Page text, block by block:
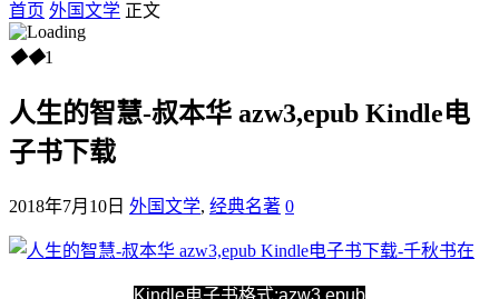
首页 外国文学 正文
◆◆1
人生的智慧-叔本华 azw3,epub Kindle电
子书下载
2018年7月10日 外国文学, 经典名著 0
Kindle电子书格式:azw3,epub